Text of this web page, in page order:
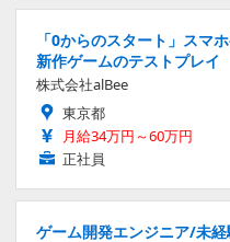
「0からのスタート」スマ
新作ゲームのテストプレイ
株式会社alBee
東京都
月給34万円～60万円
正社員
ゲーム開発エンジニア/未